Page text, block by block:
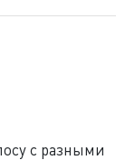
с разными